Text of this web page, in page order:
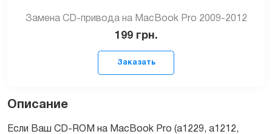
Замена CD-привода на MacBook Pro 2009-2012
199 грн.
Описание
Если Ваш CD-ROM на MacBook Pro (a1229, a1212,